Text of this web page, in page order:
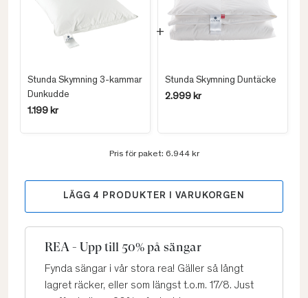
Stunda Skymning 3-kammar
Dunkudde
1.199 kr
Stunda Skymning Duntäcke
2.999 kr
Pris för paket: 6.944 kr
LÄGG 4 PRODUKTER I VARUKORGEN
REA - Upp till 50% på sängar
Fynda sängar i vår stora rea! Gäller så långt
lagret räcker, eller som längst t.o.m. 17/8. Just